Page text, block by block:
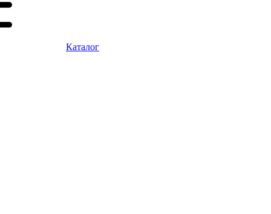
Каталог